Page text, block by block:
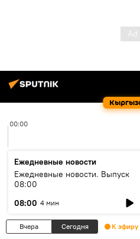
00:00
Ежедневные новости
Ежедневные новости. Выпуск
08:00
08:00 4 мин
Вчера Сегодня К эфиру